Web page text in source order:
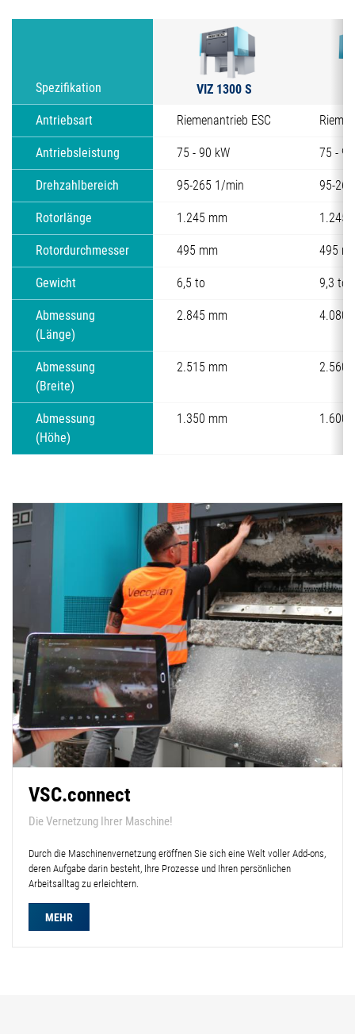
Spezifikation VIZ 1300 S
Antriebsart Riemenantrieb ESC
Antriebsleistung 75 - 90 kW 75 -
Drehzahlbereich 95-265 1/min 95-
Rotorlänge 1.245 mm 1.245
Rotordurchmesser 495 mm 495
Gewicht 6,5 to 9,3 to
Abmessung
(Länge)
2.845 mm 4.080
Abmessung
(Breite)
2.515 mm 2.560
Abmessung
(Höhe)
1.350 mm 1.600
VSC.connect
Die Vernetzung Ihrer Maschine!
Durch die Maschinenvernetzung eröffnen Sie sich eine Welt voller Add-ons,
deren Aufgabe darin besteht, Ihre Prozesse und Ihren persönlichen
Arbeitsalltag zu erleichtern.
MEHR